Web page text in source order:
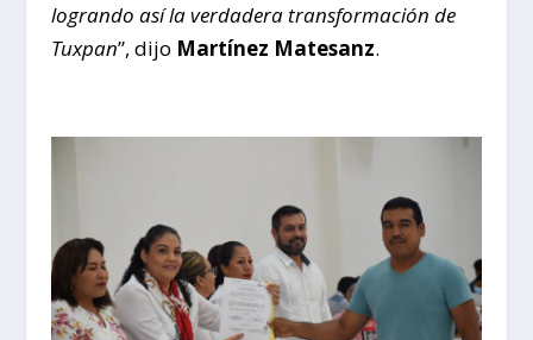
logrando así la verdadera transformación de
Tuxpan”, dijo Martínez Matesanz.